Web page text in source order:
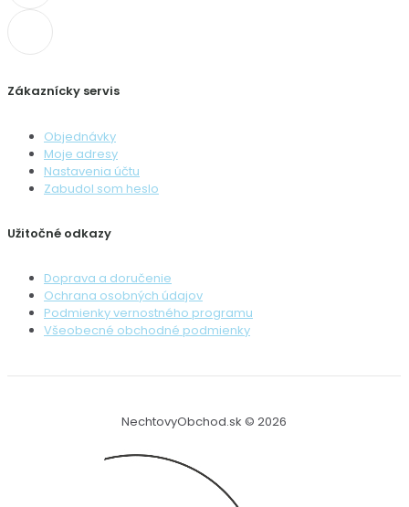
Zákaznícky servis
Objednávky
Moje adresy
Nastavenia účtu
Zabudol som heslo
Užitočné odkazy
Doprava a doručenie
Ochrana osobných údajov
Podmienky vernostného programu
Všeobecné obchodné podmienky
NechtovyObchod.sk © 2026